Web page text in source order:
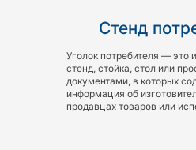
Стенд
Уголок потребителя — это
стенд, стойка, стол или
документами, в которых
информация об
продавцах товаров или